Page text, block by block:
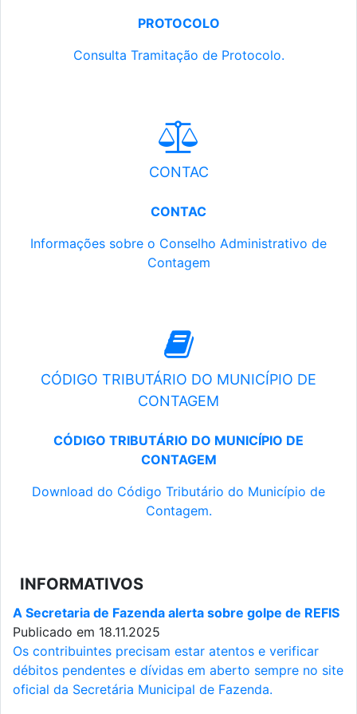
PROTOCOLO
Consulta Tramitação de Protocolo.
CONTAC
CONTAC
Informações sobre o Conselho Administrativo de
Contagem
CÓDIGO TRIBUTÁRIO DO MUNICÍPIO DE
CONTAGEM
CÓDIGO TRIBUTÁRIO DO MUNICÍPIO DE
CONTAGEM
Download do Código Tributário do Município de
Contagem.
INFORMATIVOS
A Secretaria de Fazenda alerta sobre golpe de REFIS
Publicado em 18.11.2025
Os contribuintes precisam estar atentos e verificar
débitos pendentes e dívidas em aberto sempre no site
oficial da Secretária Municipal de Fazenda.